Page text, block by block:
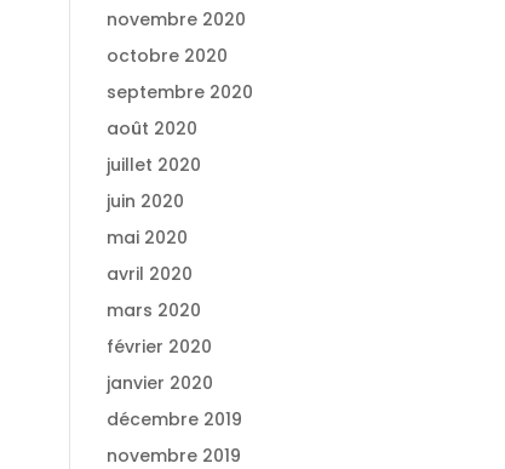
novembre 2020
octobre 2020
septembre 2020
août 2020
juillet 2020
juin 2020
mai 2020
avril 2020
mars 2020
février 2020
janvier 2020
décembre 2019
novembre 2019